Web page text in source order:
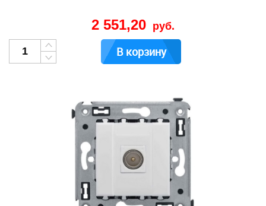
2 551,20 руб.
В корзину